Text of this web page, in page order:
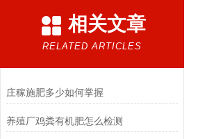
相关文章
RELATED ARTICLES
庄稼施肥多少如何掌握
养殖厂鸡粪有机肥怎么检测